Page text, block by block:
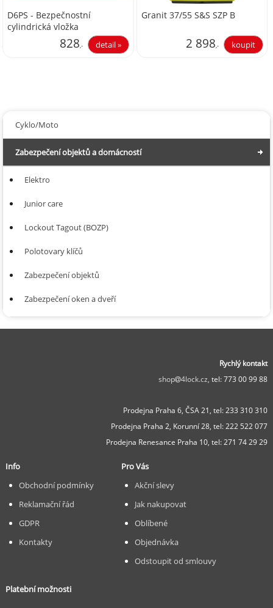
D6PS - Bezpečnostní
cylindrická vložka
828,-
Granit 37/55 S&S SZP B
2 898 ,-
Cyklo/Moto
Zabezpečení objektů a domácností
Elektro
Junior care
Lockout Tagout (BOZP)
Polotovary klíčů
Zabezpečení objektů
Zabezpečení oken a dveří
Rychlý kontakt
shop
4lock.cz, tel: 773 00 99 88
Prodejna Praha 6, ČSA 21, tel: 233 310 310
Prodejna Praha 2, Korunní 28, tel: 222 522 077
Prodejna Renesance Praha 10, tel: 271 74 29 29
Info
Obchodní podmínky
Reklamační řád
GDPR
Kontakty
Pro Vás
Akční slevy
Jak nakupovat
Oblíbené
Objednávka
Odstoupit od smlouvy
Platební možnosti